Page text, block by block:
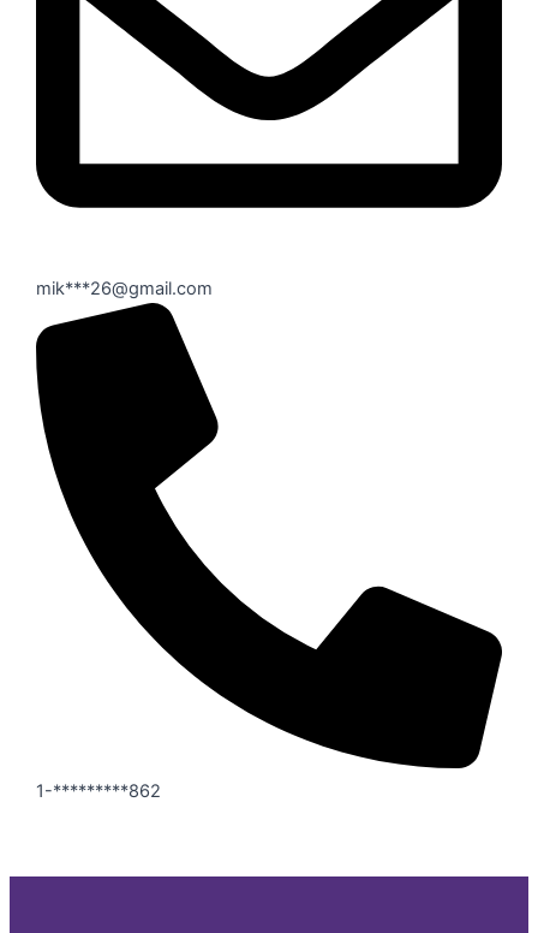
mik***26@gmail.com
1-*********862